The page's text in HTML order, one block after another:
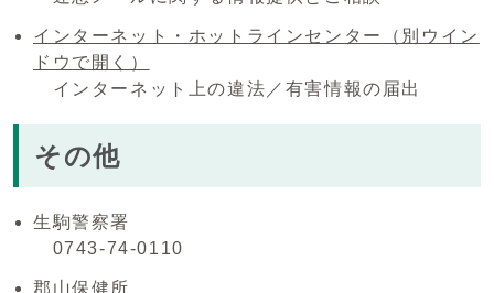
インターネット・ホットラインセンター
（別ウイン
ドウで開く）
インターネット上の違法／有害情報の届出
その他
生駒警察署
0743-74-0110
郡山保健所